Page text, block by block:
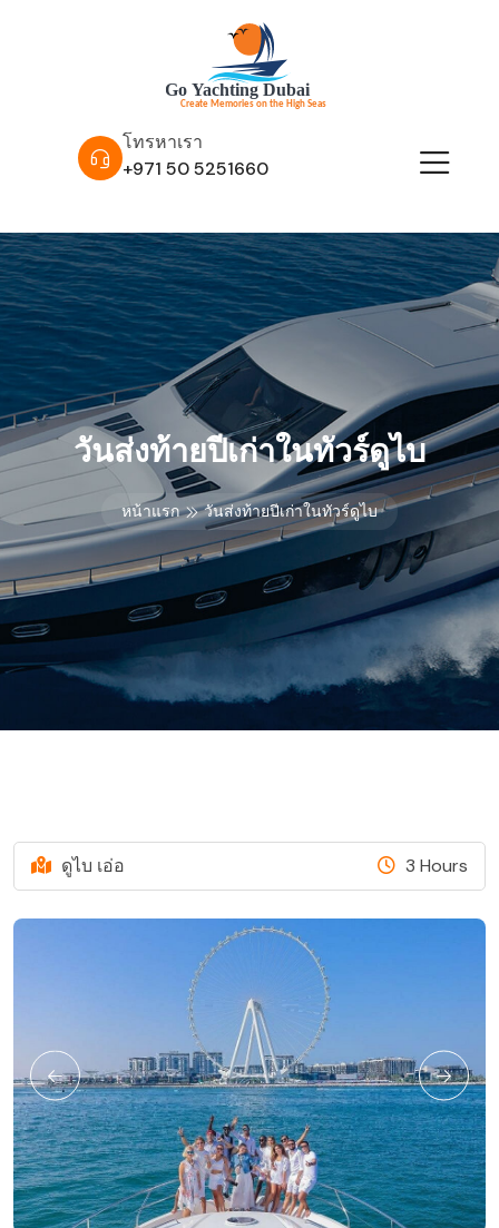
โทรหาเรา
+971 50 5251660
วันส่งท้ายปีเก่าในทัวร์ดูไบ
หน้าแรก วันส่งท้ายปีเก่าในทัวร์ดูไบ
ดูไบ เอ่อ 3 Hours